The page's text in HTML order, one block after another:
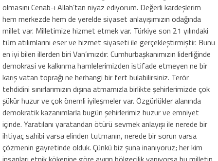
olmasını Cenab-ı Allah’tan niyaz ediyorum. Değerli kardeşlerim
hem merkezde hem de yerelde siyaset anlayışımızın odağında
millet var. Milletimize hizmet etmek var. Türkiye son 21 yılındaki
tüm atılımlarını eser ve hizmet siyaseti ile gerçekleştirmiştir. Bunu
en iyi bilen illerden biri Van’ımızdır. Cumhurbaşkanımızın liderliğinde
demokrasi ve kalkınma hamlelerimizden istifade etmeyen ne bir
karış vatan toprağı ne herhangi bir fert bulabilirsiniz. Terör
tehdidini sınırlarımızın dışına atmamızla birlikte şehirlerimizde çok
şükür huzur ve çok önemli iyileşmeler var. Özgürlükler alanında
demokratik kazanımlarla bugün şehirlerimiz huzur ve emniyet
içinde. Yaratılanı yaratandan ötürü sevmek anlayışı ile nerede bir
ihtiyaç sahibi varsa elinden tutmanın, nerede bir sorun varsa
çözmenin gayretinde olduk. Çünkü biz şuna inanıyoruz; her kim